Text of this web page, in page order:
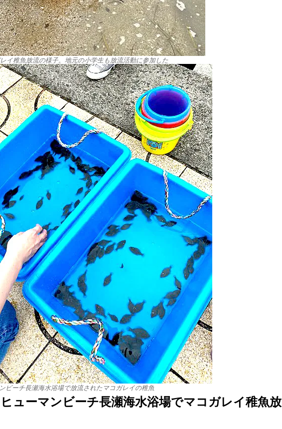
イ稚魚放流の様子。地元の小学生も放流活動に参加した
ビーチ長瀬海水浴場で放流されたマコガレイの稚魚
ューマンビーチ長瀬海水浴場でマコガレイ稚魚放